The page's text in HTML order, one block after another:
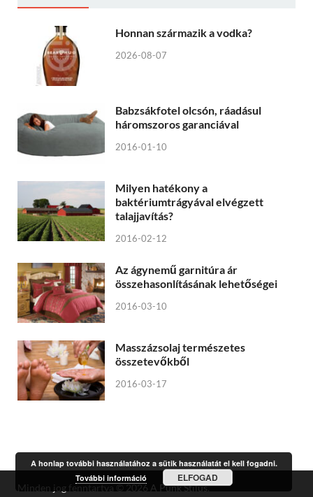
Honnan származik a vodka?
2026-08-07
Babzsákfotel olcsón, ráadásul
háromszoros garanciával
2016-01-10
Milyen hatékony a
baktériumtrágyával elvégzett
talajjavítás?
2016-02-12
Az ágynemű garnitúra ár
összehasonlításának lehetőségei
2016-03-10
Masszázsolaj természetes
összetevőkből
2016-03-17
Minden jog fenntartva © 2026 A Punk Stílus.
A honlap további használatához a sütik használatát el kell fogadni.
További információ
ELFOGAD